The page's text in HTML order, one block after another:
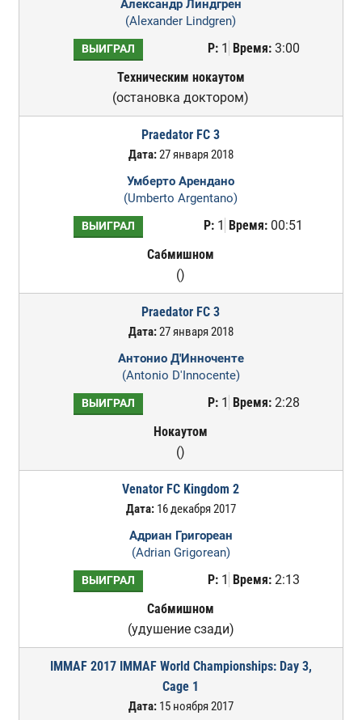
Александр Линдгрен
(Alexander Lindgren)
ВЫИГРАЛ Р:1 Время:3:00
Техническим нокаутом
(остановка доктором)
Praedator FC 3
Дата:27 января 2018
Умберто Арендано
(Umberto Argentano)
ВЫИГРАЛ Р: 1 Время: 00:51
Сабмишном
()
Praedator FC 3
Дата:27 января 2018
Антонио Д'Инноченте
(Antonio D'Innocente)
ВЫИГРАЛ Р:1 Время:2:28
Нокаутом
()
Venator FC Kingdom 2
Дата:16 декабря 2017
Адриан Григореан
(Adrian Grigorean)
ВЫИГРАЛ Р:1 Время:2:13
Сабмишном
(удушение сзади)
IMMAF 2017 IMMAF World Championships: Day 3,
Cage 1
Дата:15 ноября 2017